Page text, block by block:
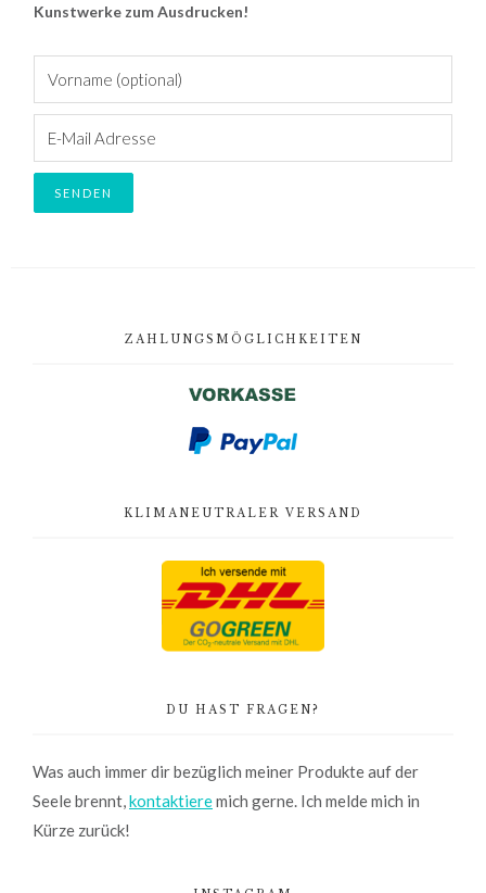
Kunstwerke zum Ausdrucken!
ZAHLUNGSMÖGLICHKEITEN
KLIMANEUTRALER VERSAND
DU HAST FRAGEN?
Was auch immer dir bezüglich meiner Produkte auf der
Seele brennt,kontaktieremich gerne. Ich melde mich in
Kürze zurück!